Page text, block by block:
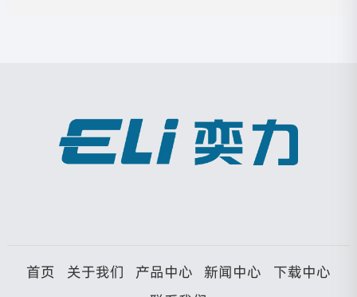
首页 关于我们 产品中心 新闻中心
下载中心